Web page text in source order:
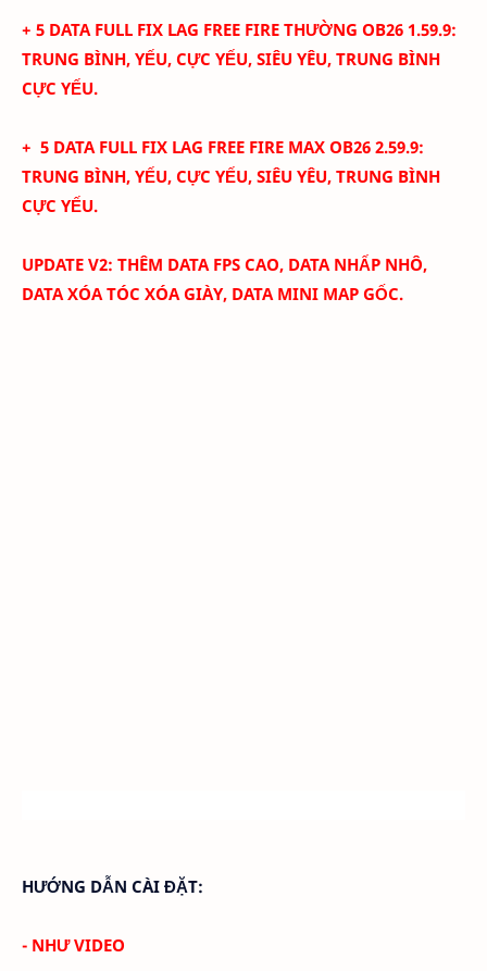
+ 5 DATA FULL FIX LAG FREE FIRE THƯỜNG OB26 1.59.9:
TRUNG BÌNH, YẾU, CỰC YẾU, SIÊU YÊU, TRUNG BÌNH
CỰC YẾU.
+ 5 DATA FULL FIX LAG FREE FIRE MAX OB26 2.59.9:
TRUNG BÌNH, YẾU, CỰC YẾU, SIÊU YÊU, TRUNG BÌNH
CỰC YẾU.
UPDATE V2: THÊM DATA FPS CAO, DATA NHẤP NHÔ,
DATA XÓA TÓC XÓA GIÀY, DATA MINI MAP GỐC.
HƯỚNG DẪN CÀI ĐẶT:
- NHƯ VIDEO